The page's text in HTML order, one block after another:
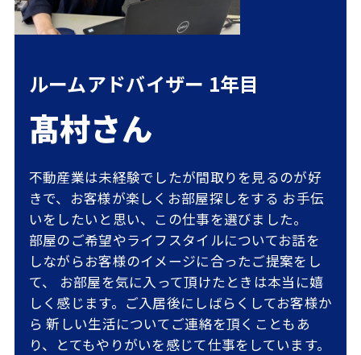
ルームアドバイザー 1年目
髙村さん
不動産業は未経験でしたが間取りを見るのが好
きで、お客様が楽しくお部屋探しをする お手伝
いをしたいと思い、この仕事を選びました。
部屋のご希望やライフスタイルについてお話を
しながらお客様のイメージに合ったご提案をし
て、
お部屋を気に入って頂けたときは本当に嬉
しく感じます。ご入居後にしばらくしてお客様か
ら 新しい生活についてご連絡を頂くこともあ
り、とてもやりがいを感じて仕事をしています。